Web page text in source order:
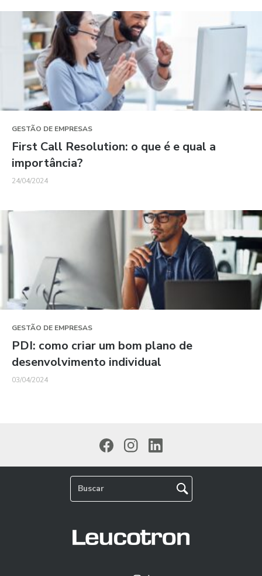
GESTÃO DE EMPRESAS
First Call Resolution: o que é e qual a
importância?
24/04/2024
GESTÃO DE EMPRESAS
PDI: como criar um bom plano de
desenvolvimento individual
03/04/2024